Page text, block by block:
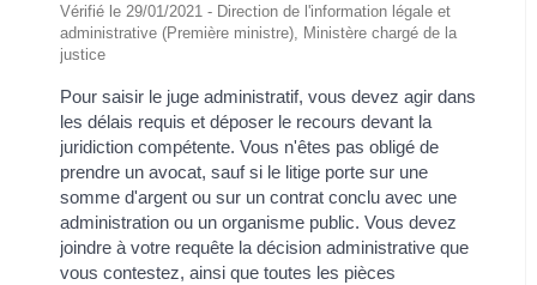
Vérifié le 29/01/2021 - Direction de l'information légale et
administrative (Première ministre), Ministère chargé de la
justice
Pour saisir le juge administratif, vous devez agir dans
les délais requis et déposer le recours devant la
juridiction compétente. Vous n'êtes pas obligé de
prendre un avocat, sauf si le litige porte sur une
somme d'argent ou sur un contrat conclu avec une
administration ou un organisme public. Vous devez
joindre à votre requête la décision administrative que
vous contestez, ainsi que toutes les pièces